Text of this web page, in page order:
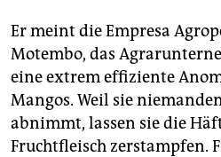
Er meint die Empresa
Motembo, das
eine extrem effiziente
Mangos. Weil sie
abnimmt, lassen sie die
Fruchtfleisch zerstampfen.